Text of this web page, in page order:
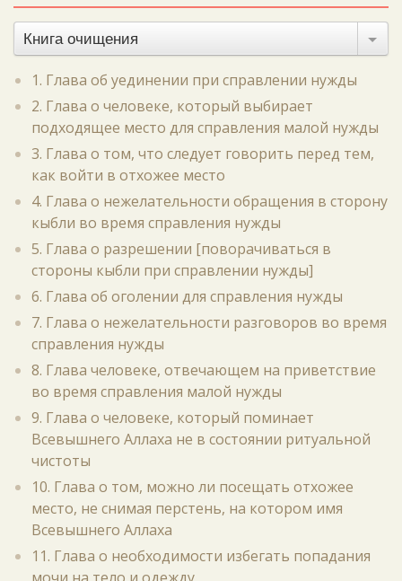
Книга очищения
1. Глава об уединении при справлении нужды
2. Глава о человеке, который выбирает
подходящее место для справления малой нужды
3. Глава о том, что следует говорить перед тем,
как войти в отхожее место
4. Глава о нежелательности обращения в сторону
кыбли во время справления нужды
5. Глава о разрешении [поворачиваться в
стороны кыбли при справлении нужды]
6. Глава об оголении для справления нужды
7. Глава о нежелательности разговоров во время
справления нужды
8. Глава человеке, отвечающем на приветствие
во время справления малой нужды
9. Глава о человеке, который поминает
Всевышнего Аллаха не в состоянии ритуальной
чистоты
10. Глава о том, можно ли посещать отхожее
место, не снимая перстень, на котором имя
Всевышнего Аллаха
11. Глава о необходимости избегать попадания